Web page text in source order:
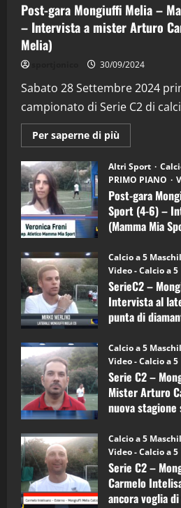
Post-gara Mongiuffi Melia –
– Intervista a mister Arturo
Melia)
30/09/2024
Sabato 28 Settembre 2024
campionato di Serie C2 di
Per saperne di più
informazioni
Post-
gara
Mongiuffi
Melia
–
Mamma
Mia
Sport
6)
–
Intervista
a
mister
Arturo
Carciotto
(Mongiuffi
Altri Sport
PRIMO PIANO
Post-gara
Sport (4-6) –
(Mamma Mia
Calcio a 5
Video - Calcio a 5
SerieC2 –
Intervista al
punta di
Calcio a 5
Video - Calcio a 5
Serie C2 –
Mister Arturo
nuova
Calcio a 5
Video - Calcio a 5
Serie C2 –
Carmelo
ancora voglia
2
“SportEmpire”
(Martedi 28
28/04/2026
3
"SportEmpire" in
“SportEmpire”
(Martedi 21
21/04/2026
4
“SportEmpire”
(Martedi 14
15/04/2026
5
“SportEmpire”
(Martedi 07
08/04/2026
1
“SportEmpire”
(Martedi 05
08/05/2026